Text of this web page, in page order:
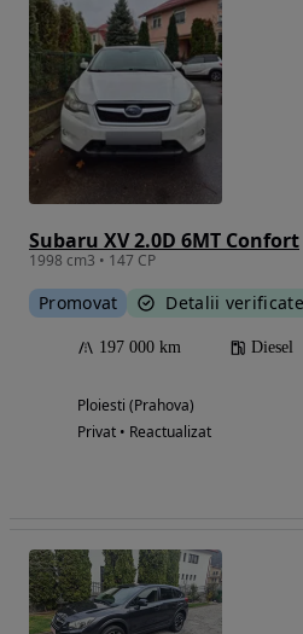
Subaru XV 2.0D 6MT Confort
1998 cm3 • 147 CP
Promovat Detalii verificate
197 000 km Diesel
Ploiesti (Prahova)
Privat • Reactualizat